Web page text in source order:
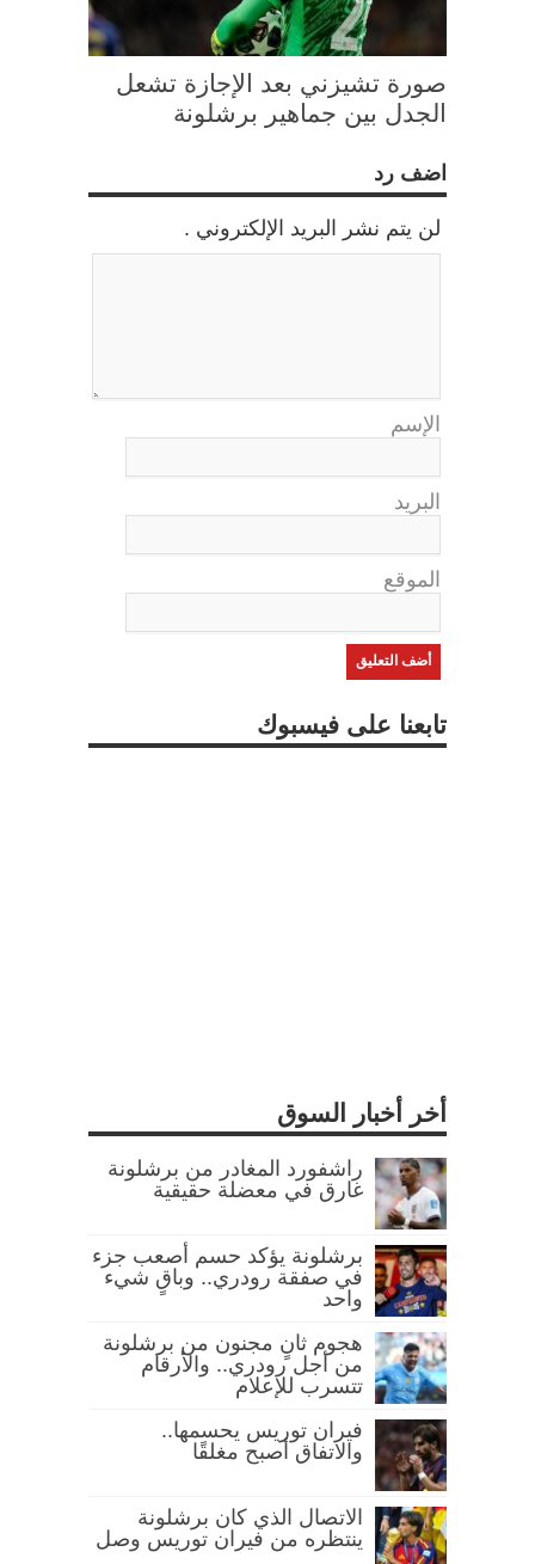
صورة تشيزني بعد الإجازة تشعل
الجدل بين جماهير برشلونة
اضف رد
لن يتم نشر البريد الإلكتروني .
الإسم
البريد
الموقع
تابعنا على فيسبوك
أخر أخبار السوق
راشفورد المغادر من برشلونة
غارق في معضلة حقيقية
برشلونة يؤكد حسم أصعب جزء
في صفقة رودري.. وباقٍ شيء
واحد
هجوم ثانٍ مجنون من برشلونة
من أجل رودري.. والأرقام
تتسرب للإعلام
فيران توريس يحسمها..
والاتفاق أصبح مغلقًا
الاتصال الذي كان برشلونة
ينتظره من فيران توريس وصل